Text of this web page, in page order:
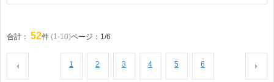
合計： 52件 (1-10)ページ：1/6
1 2 3 4 5 6